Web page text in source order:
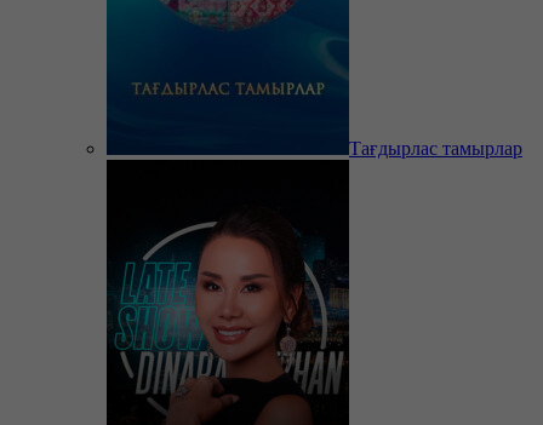
Тағдырлас тамырлар